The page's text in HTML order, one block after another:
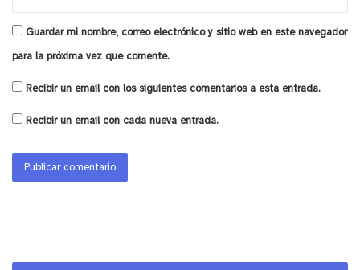
Guardar mi nombre, correo electrónico y sitio web en este navegador
para la próxima vez que comente.
Recibir un email con los siguientes comentarios a esta entrada.
Recibir un email con cada nueva entrada.